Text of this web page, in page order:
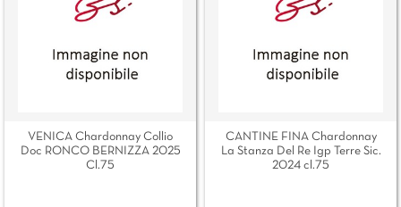
VENICA Chardonnay Collio
Doc RONCO BERNIZZA 2025
Cl.75
CANTINE FINA Chardonnay
La Stanza Del Re Igp Terre Sic.
2024 cl.75